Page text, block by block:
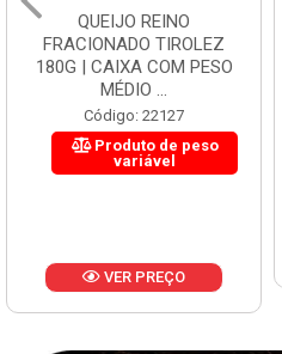
QUEIJO REINO
FRACIONADO TIROLEZ
180G | CAIXA COM PESO
MÉDIO ...
Código: 22127
Produto de peso
variável
VER PREÇO